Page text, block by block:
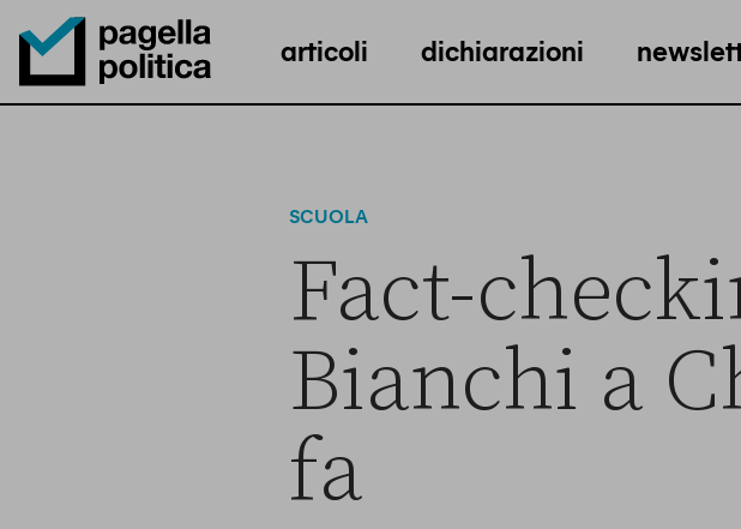
Pagella Politica Logo
articoli dichiarazioni
SCUOLA
Fact-
Bianchi a
fa